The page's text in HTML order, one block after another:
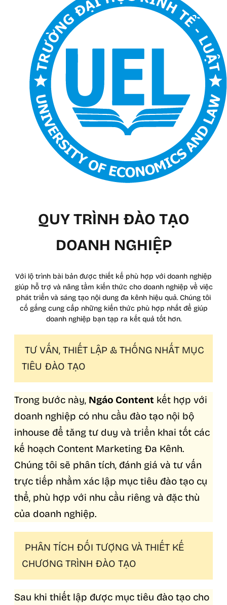
QUY TRÌNH ĐÀO TẠO
DOANH NGHIỆP
Với lộ trình bài bản được thiết kế phù hợp với doanh nghiệp
giúp hỗ trợ và nâng tầm kiến thức cho doanh nghiệp về việc
phát triển và sáng tạo nội dung đa kênh hiệu quả. Chúng tôi
cố gắng cung cấp những kiến thức phù hợp nhất để giúp
doanh nghiệp bạn tạp ra kết quả tốt hơn.
TƯ VẤN, THIẾT LẬP & THỐNG NHẤT MỤC
TIÊU ĐÀO TẠO
Trong bước này, Ngáo Content kết hợp với
doanh nghiệp có nhu cầu đào tạo nội bộ
inhouse để tăng tư duy và triển khai tốt các
kế hoạch Content Marketing Đa Kênh.
Chúng tôi sẽ phân tích, đánh giá và tư vấn
trực tiếp nhằm xác lập mục tiêu đào tạo cụ
thể, phù hợp với nhu cầu riêng và đặc thù
của doanh nghiệp.
PHÂN TÍCH ĐỐI TƯỢNG VÀ THIẾT KẾ
CHƯƠNG TRÌNH ĐÀO TẠO
Sau khi thiết lập được mục tiêu đào tạo cho